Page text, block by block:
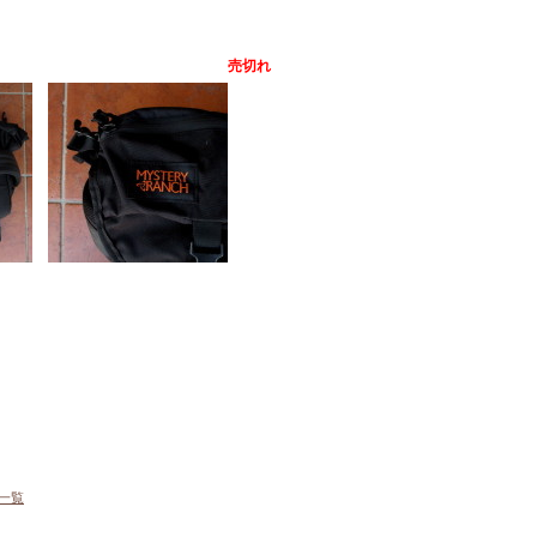
売切れ
覧